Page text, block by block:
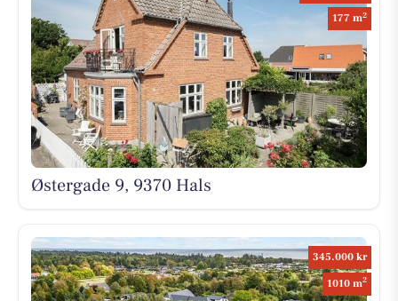
177 m2
Østergade 9, 9370 Hals
345.000 kr
1010 m2